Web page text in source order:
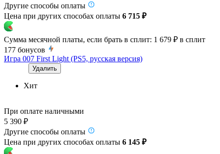
Другие способы оплаты
Цена при других способах оплаты 6 715 ₽
Сумма месячной платы, если брать в сплит: 1 679 ₽ в сплит
177 бонусов
Игра 007 First Light (PS5, русская версия)
Удалить
Хит
При оплате наличными
5 390 ₽
Другие способы оплаты
Цена при других способах оплаты 6 145 ₽